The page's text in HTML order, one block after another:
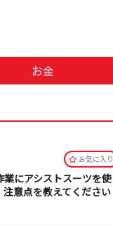
お金
お気に⼊り
業にアシストスーツを使
注意点を教えてください